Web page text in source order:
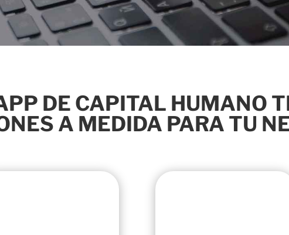
DE CAPITAL HUMANO
A MEDIDA PARA TU